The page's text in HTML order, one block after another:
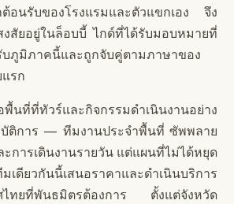
ต้อนรับของโรงแรมและตัวแขกเอง จึง
งสัยอยู่ในล็อบบี้ ไกด์ที่ได้รับมอบหมายที่
ภูมิภาคนี้และถูกจับคู่ตามภาษาของ
รก
นที่ที่ทัวร์และกิจกรรมดำเนินงานอย่าง
บัติการ — ทีมงานประจำพื้นที่ ซัพพลาย
การเดินงานรายวัน แต่แผนที่ไม่ได้หยุด
ดียวกันนี้เสนอราคาและดำเนินบริการ
ไทยที่พันธมิตรต้องการ ตั้งแต่จังหวัด